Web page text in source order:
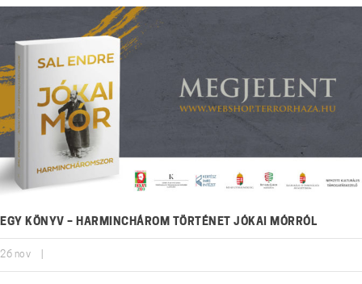
EGY KÖNYV – HARMINCHÁROM TÖRTÉNET JÓKAI MÓRRÓL
26 nov